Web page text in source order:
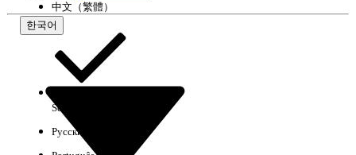
한국어
中文（繁體）
Select Org
Русский